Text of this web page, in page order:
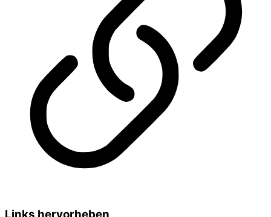
Links hervorheben